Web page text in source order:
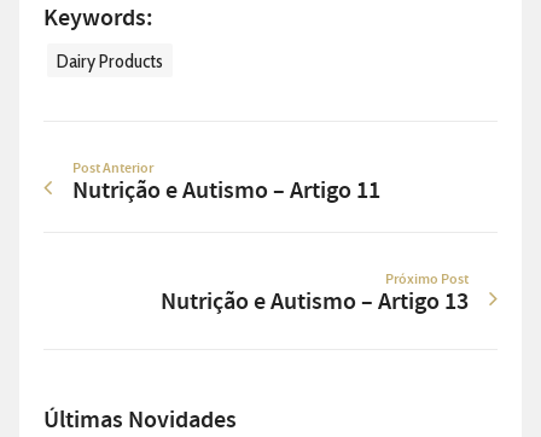
Keywords:
Dairy Products
Post Anterior
Nutrição e Autismo – Artigo 11
Próximo Post
Nutrição e Autismo – Artigo 13
Últimas Novidades